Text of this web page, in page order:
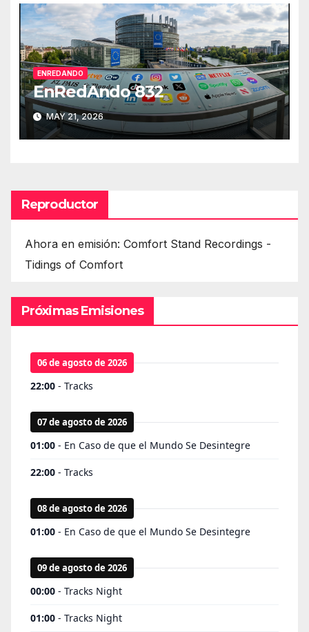
ENREDANDO
EnRedAndo 832
MAY 21, 2026
Reproductor
Ahora en emisión: Comfort Stand Recordings -
Tidings of Comfort
Próximas Emisiones